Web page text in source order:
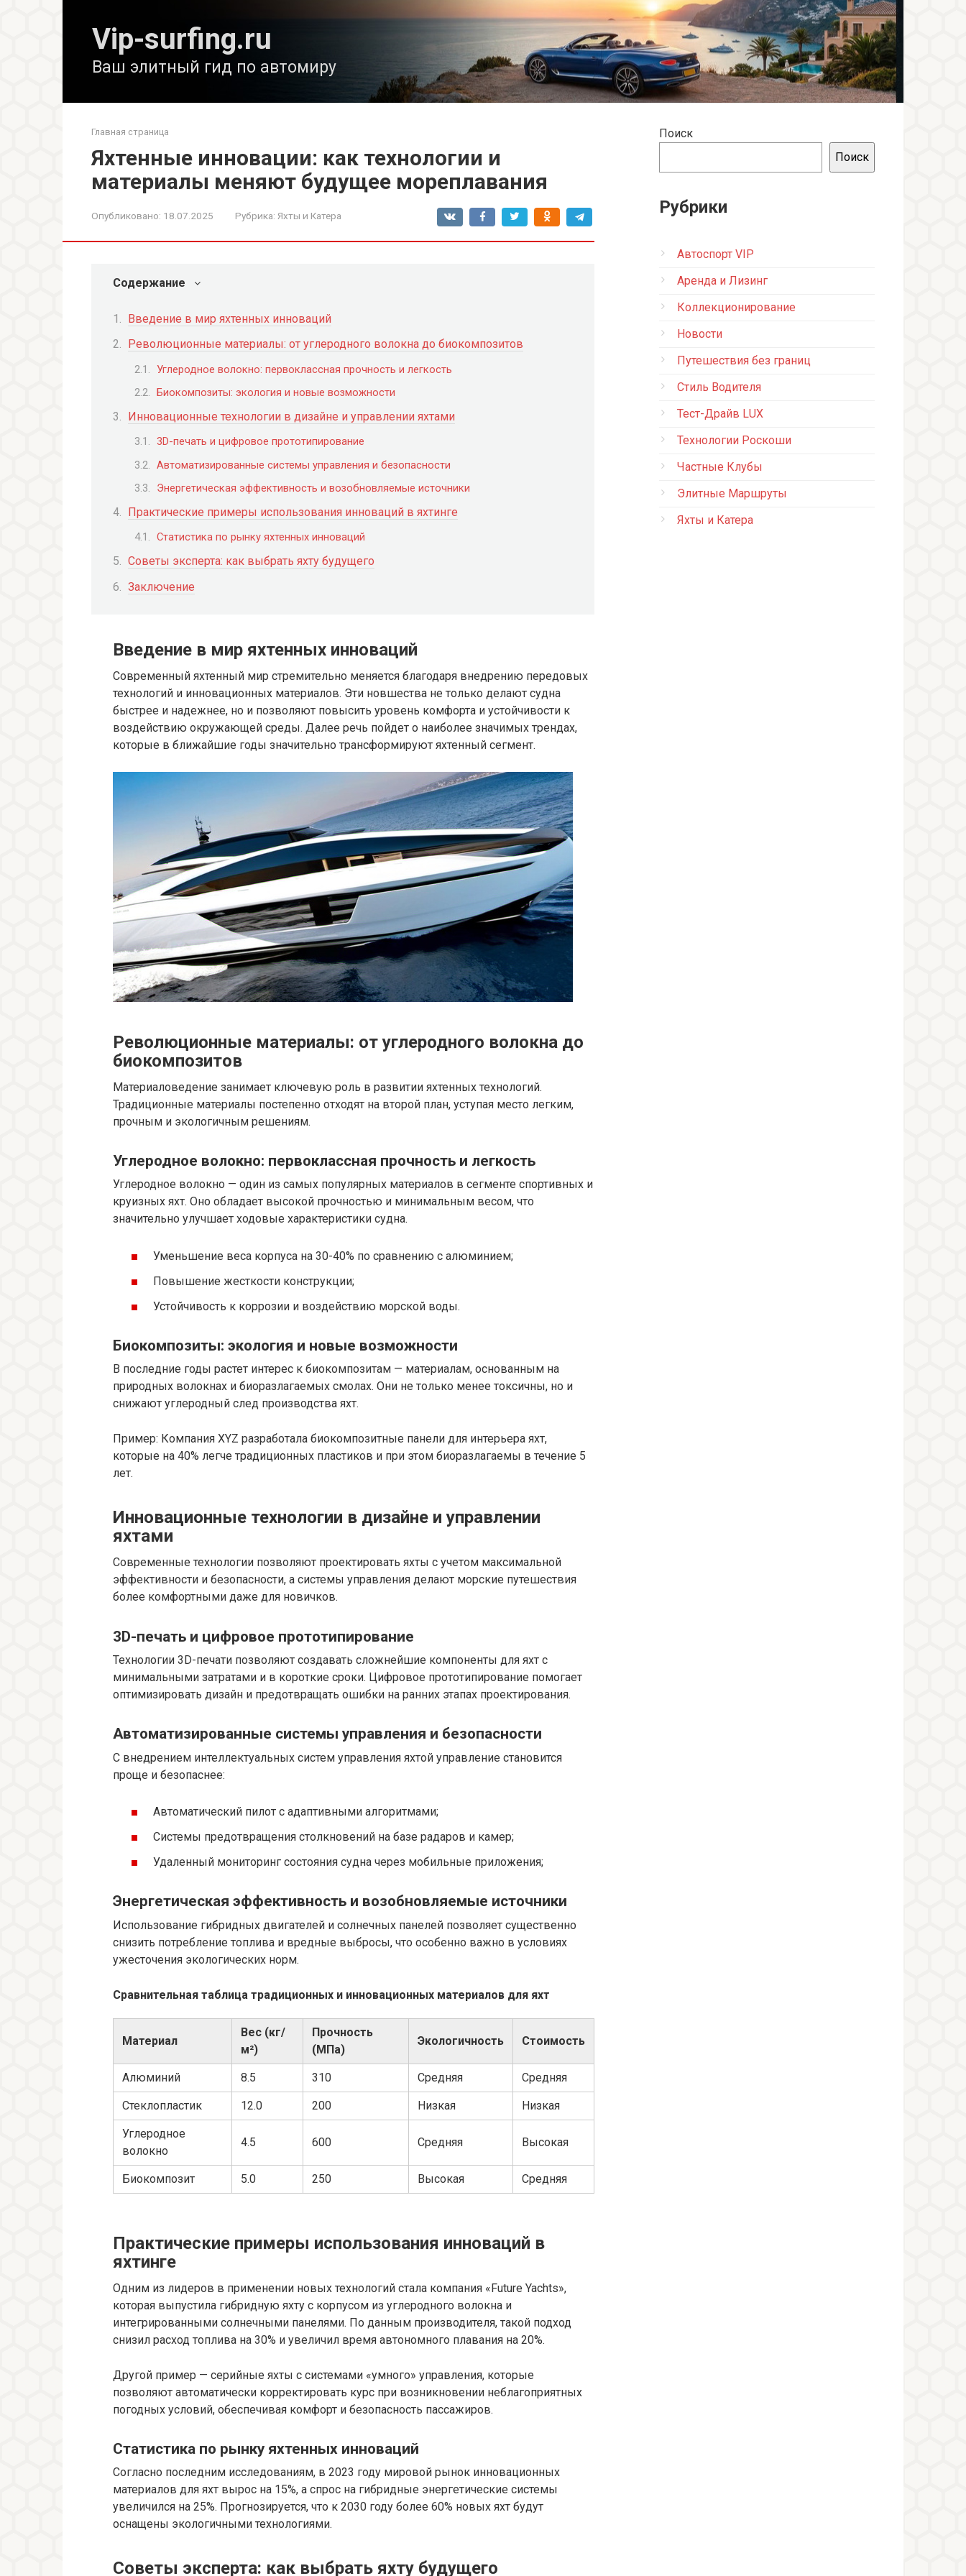
Vip-surfing.ru
Ваш элитный гид по автомиру
Главная страница
Яхтенные инновации: как технологии и
материалы меняют будущее мореплавания
Опубликовано: 18.07.2025 Рубрика: Яхты и Катера
Содержание
Введение в мир яхтенных инноваций
Революционные материалы: от углеродного волокна до биокомпозитов
Углеродное волокно: первоклассная прочность и легкость
Биокомпозиты: экология и новые возможности
Инновационные технологии в дизайне и управлении яхтами
3D-печать и цифровое прототипирование
Автоматизированные системы управления и безопасности
Энергетическая эффективность и возобновляемые источники
Практические примеры использования инноваций в яхтинге
Статистика по рынку яхтенных инноваций
Советы эксперта: как выбрать яхту будущего
Заключение
Введение в мир яхтенных инноваций
Современный яхтенный мир стремительно меняется благодаря внедрению передовых
технологий и инновационных материалов. Эти новшества не только делают судна
быстрее и надежнее, но и позволяют повысить уровень комфорта и устойчивости к
воздействию окружающей среды. Далее речь пойдет о наиболее значимых трендах,
которые в ближайшие годы значительно трансформируют яхтенный сегмент.
Революционные материалы: от углеродного волокна до
биокомпозитов
Материаловедение занимает ключевую роль в развитии яхтенных технологий.
Традиционные материалы постепенно отходят на второй план, уступая место легким,
прочным и экологичным решениям.
Углеродное волокно: первоклассная прочность и легкость
Углеродное волокно — один из самых популярных материалов в сегменте спортивных и
круизных яхт. Оно обладает высокой прочностью и минимальным весом, что
значительно улучшает ходовые характеристики судна.
Уменьшение веса корпуса на 30-40% по сравнению с алюминием;
Повышение жесткости конструкции;
Устойчивость к коррозии и воздействию морской воды.
Биокомпозиты: экология и новые возможности
В последние годы растет интерес к биокомпозитам — материалам, основанным на
природных волокнах и биоразлагаемых смолах. Они не только менее токсичны, но и
снижают углеродный след производства яхт.
Пример: Компания XYZ разработала биокомпозитные панели для интерьера яхт,
которые на 40% легче традиционных пластиков и при этом биоразлагаемы в течение 5
лет.
Инновационные технологии в дизайне и управлении
яхтами
Современные технологии позволяют проектировать яхты с учетом максимальной
эффективности и безопасности, а системы управления делают морские путешествия
более комфортными даже для новичков.
3D-печать и цифровое прототипирование
Технологии 3D-печати позволяют создавать сложнейшие компоненты для яхт с
минимальными затратами и в короткие сроки. Цифровое прототипирование помогает
оптимизировать дизайн и предотвращать ошибки на ранних этапах проектирования.
Автоматизированные системы управления и безопасности
С внедрением интеллектуальных систем управления яхтой управление становится
проще и безопаснее:
Автоматический пилот с адаптивными алгоритмами;
Системы предотвращения столкновений на базе радаров и камер;
Удаленный мониторинг состояния судна через мобильные приложения;
Энергетическая эффективность и возобновляемые источники
Использование гибридных двигателей и солнечных панелей позволяет существенно
снизить потребление топлива и вредные выбросы, что особенно важно в условиях
ужесточения экологических норм.
Сравнительная таблица традиционных и инновационных материалов для яхт
Материал
Вес (кг/
м²)
Прочность
(МПа)
Экологичность Стоимость
Алюминий 8.5 310 Средняя Средняя
Стеклопластик 12.0 200 Низкая Низкая
Углеродное
волокно
4.5 600 Средняя Высокая
Биокомпозит 5.0 250 Высокая Средняя
Практические примеры использования инноваций в
яхтинге
Одним из лидеров в применении новых технологий стала компания «Future Yachts»,
которая выпустила гибридную яхту с корпусом из углеродного волокна и
интегрированными солнечными панелями. По данным производителя, такой подход
снизил расход топлива на 30% и увеличил время автономного плавания на 20%.
Другой пример — серийные яхты с системами «умного» управления, которые
позволяют автоматически корректировать курс при возникновении неблагоприятных
погодных условий, обеспечивая комфорт и безопасность пассажиров.
Статистика по рынку яхтенных инноваций
Согласно последним исследованиям, в 2023 году мировой рынок инновационных
материалов для яхт вырос на 15%, а спрос на гибридные энергетические системы
увеличился на 25%. Прогнозируется, что к 2030 году более 60% новых яхт будут
оснащены экологичными технологиями.
Советы эксперта: как выбрать яхту будущего
Поиск
Поиск
Рубрики
Автоспорт VIP
Аренда и Лизинг
Коллекционирование
Новости
Путешествия без границ
Стиль Водителя
Тест-Драйв LUX
Технологии Роскоши
Частные Клубы
Элитные Маршруты
Яхты и Катера